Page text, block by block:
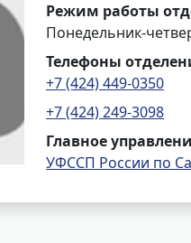
Режим работы
Понедельник-
Телефоны
+7 (424) 449-0350
+7 (424) 249-3098
Главное
УФССП России по